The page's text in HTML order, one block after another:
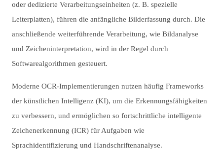
oder dedizierte Verarbeitungseinheiten (z. B. spezielle
Leiterplatten), führen die anfängliche Bilderfassung durch. Die
anschließende weiterführende Verarbeitung, wie Bildanalyse
und Zeicheninterpretation, wird in der Regel durch
Softwarealgorithmen gesteuert.
Moderne OCR-Implementierungen nutzen häufig Frameworks
der künstlichen Intelligenz (KI), um die Erkennungsfähigkeiten
zu verbessern, und ermöglichen so fortschrittliche intelligente
Zeichenerkennung (ICR) für Aufgaben wie
Sprachidentifizierung und Handschriftenanalyse.